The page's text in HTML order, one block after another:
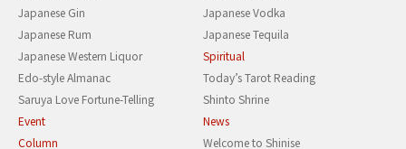
Japanese Gin
Japanese Vodka
Japanese Rum
Japanese Tequila
Japanese Western Liquor
Spiritual
Edo-style Almanac
Today’s Tarot Reading
Saruya Love Fortune-Telling
Shinto Shrine
Event
News
Column
Welcome to Shinise